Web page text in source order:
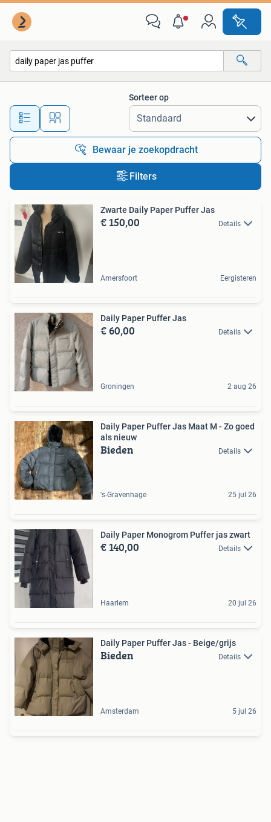
Alle afstanden…
Sorteer op
Bewaar je zoekopdracht
Filters
Zwarte Daily Paper Puffer Jas
€ 150,00 Details
Amersfoort Eergisteren
Daily Paper Puffer Jas
€ 60,00 Details
Groningen 2 aug 26
Daily Paper Puffer Jas Maat M - Zo goed
als nieuw
Bieden Details
's-Gravenhage 25 jul 26
Daily Paper Monogrom Puffer jas zwart
€ 140,00 Details
Haarlem 20 jul 26
Daily Paper Puffer Jas - Beige/grijs
Bieden Details
Amsterdam 5 jul 26